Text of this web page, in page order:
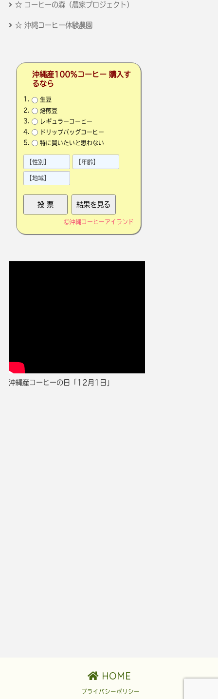
☆ コーヒーの森（農家プロジェクト）
☆ 沖縄コーヒー体験農園
沖縄産100％コーヒー 購入す
るなら
生豆
焙煎豆
レギュラーコーヒー
ドリップバッグコーヒー
特に買いたいと思わない
©沖縄コーヒーアイランド
沖縄産コーヒーの日「12月1日」
HOME
プライバシーポリシー